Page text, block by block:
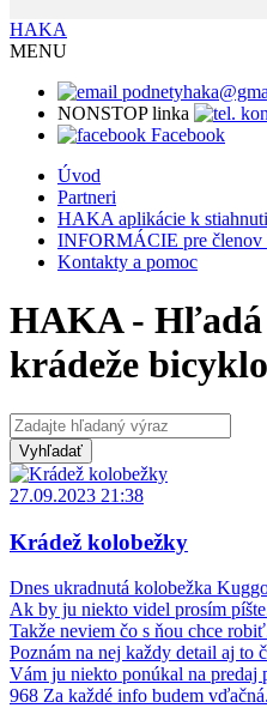
HAKA
MENU
NONSTOP linka
Facebook
Úvod
Partneri
HAKA aplikácie k
INFORMÁCIE pre
Kontakty a pomoc
HAKA - Hľadá
krádeže
27.09.2023 21:38
Krádež kolobežky
Dnes ukradnutá kolobežka
Ak by ju niekto videl prosím
Takže neviem čo s ňou chce
Poznám na nej každy detail aj to
Vám ju niekto ponúkal na predaj
968 Za každé info budem vďačná.